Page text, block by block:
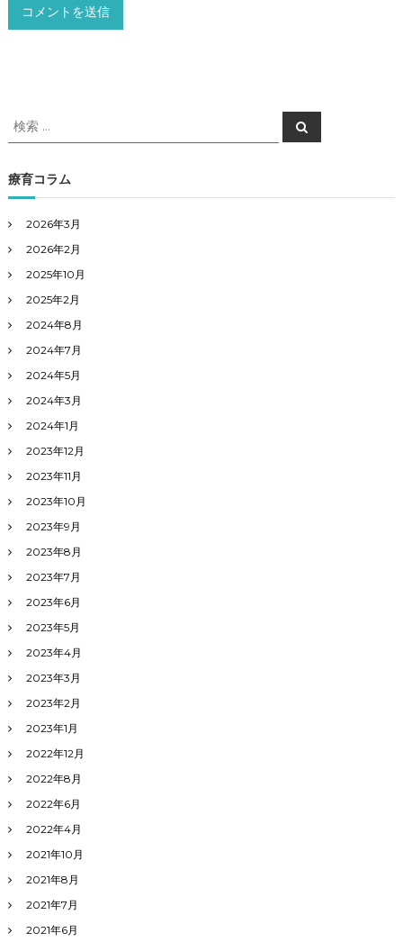
検
索
象
:
検
索
療育コラム
2026年3月
2026年2月
2025年10月
2025年2月
2024年8月
2024年7月
2024年5月
2024年3月
2024年1月
2023年12月
2023年11月
2023年10月
2023年9月
2023年8月
2023年7月
2023年6月
2023年5月
2023年4月
2023年3月
2023年2月
2023年1月
2022年12月
2022年8月
2022年6月
2022年4月
2021年10月
2021年8月
2021年7月
2021年6月